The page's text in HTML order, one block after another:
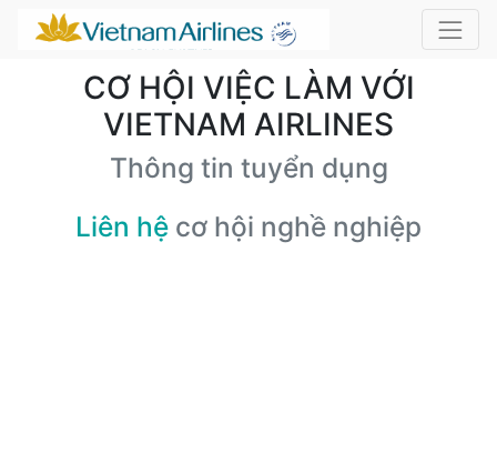
CƠ HỘI VIỆC LÀM VỚI
VIETNAM AIRLINES
Thông tin tuyển dụng
Liên hệ cơ hội nghề nghiệp